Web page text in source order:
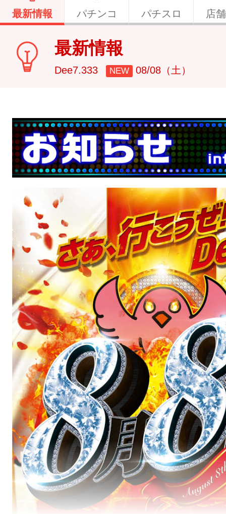
最新情報 パチンコ パチスロ 店
最新情報
Dee7.333 NEW 08/08（土）